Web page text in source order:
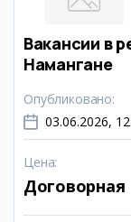
Вакансии в
Намангане
Опубликовано:
03.06.2026,
Цена:
Договорная